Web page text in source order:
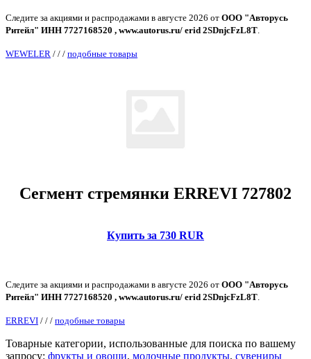
Следите за акциями и распродажами в августе 2026 от ООО "Авторусь
Ритейл" ИНН 7727168520 , www.autorus.ru/ erid 2SDnjcFzL8T
WEWELER / / / подобные товары
Сегмент стремянки ERREVI 727802
Купить за 730 RUR
Следите за акциями и распродажами в августе 2026 от ООО "Авторусь
Ритейл" ИНН 7727168520 , www.autorus.ru/ erid 2SDnjcFzL8T
ERREVI / / / подобные товары
Товарные категории, использованные для поиска по вашему
запросу: фрукты и овощи, молочные продукты, сувениры